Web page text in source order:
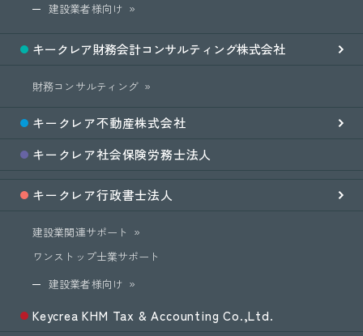
建設業者様向け
キークレア財務会計コンサルティング株式会社
財務コンサルティング
キークレア不動産株式会社
キークレア社会保険労務士法人
キークレア行政書士法人
建設業関連サポート
ワンストップ士業サポート
建設業者様向け
Keycrea KHM Tax & Accounting Co.,Ltd.